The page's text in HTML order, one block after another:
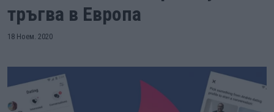
тръгва в Европа
18 Ноем. 2020